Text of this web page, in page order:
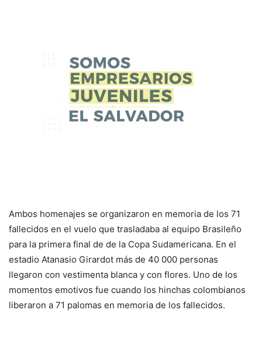
Ambos homenajes se organizaron en memoria de los 71
fallecidos en el vuelo que trasladaba al equipo Brasileño
para la primera final de de la Copa Sudamericana. En el
estadio Atanasio Girardot más de 40 000 personas
llegaron con vestimenta blanca y con flores. Uno de los
momentos emotivos fue cuando los hinchas colombianos
liberaron a 71 palomas en memoria de los fallecidos.